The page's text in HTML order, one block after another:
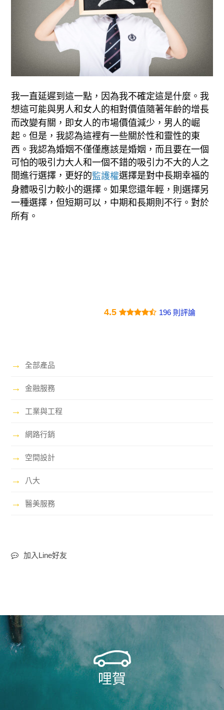
我一直延遲到這一點，因為我不確定這是什麼。我
想這可能與男人和女人的相對價值隨著年齡的增長
而改變有關，即女人的市場價值減少，男人的崛
起。但是，我認為這裡有一些關於性和靈性的東
西。我認為婚姻不僅僅應該是婚姻，而且要在一個
可怕的吸引力大人和一個不錯的吸引力不大的人之
間進行選擇，更好的監護權選擇是對中長期幸福的
身體吸引力較小的選擇。如果您還年輕，則選擇另
一種選擇，但短期可以，中期和長期則不行。對於
所有。
4.5 196 則評論
→ 全部產品
→ 金融服務
→ 工業與工程
→ 網路行銷
→ 空間設計
→ 八大
→ 醫美服務
加入Line好友
哩賀